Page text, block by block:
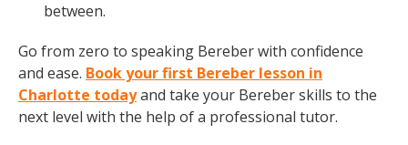
between.
Go from zero to speaking Bereber with confidence
and ease. Book your first Bereber lesson in
Charlotte todayand take your Bereber skills to the
next level with the help of a professional tutor.